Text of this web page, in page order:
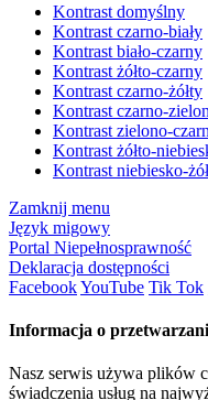
Kontrast domyślny
Kontrast czarno-biały
Kontrast biało-czarny
Kontrast żółto-czarny
Kontrast czarno-żółty
Kontrast czarno-
Kontrast zielono-
Kontrast żółto-
Kontrast niebiesko-
Zamknij menu
Język migowy
Portal Niepełnosprawność
Deklaracja dostępności
FacebookYouTube Tik Tok
Informacja o
Nasz serwis używa plików
świadczenia usług na